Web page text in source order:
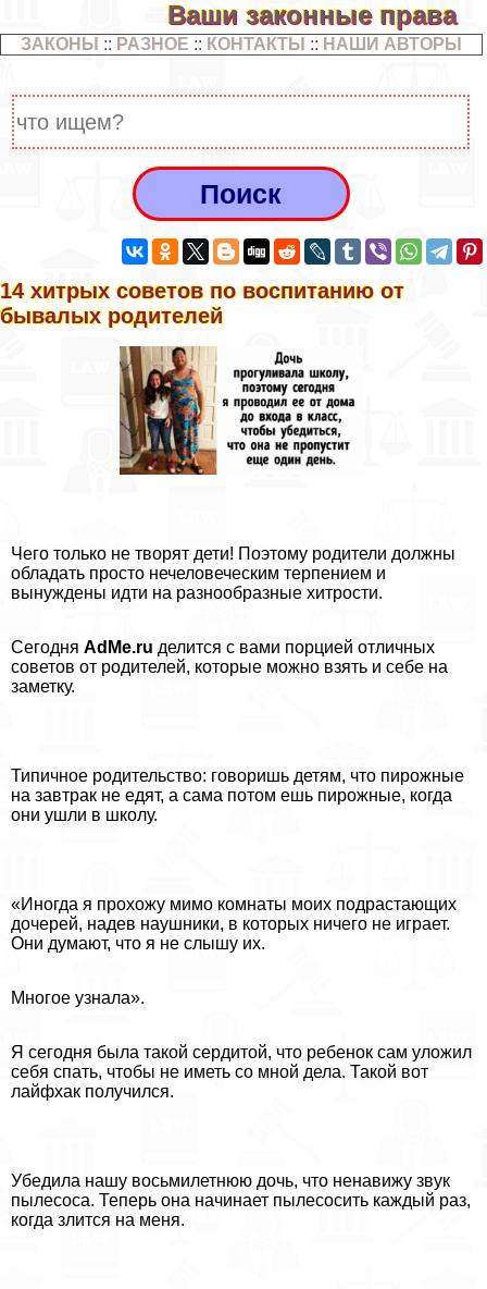
Ваши законные права
ЗАКОНЫ :: РАЗНОЕ :: КОНТАКТЫ :: НАШИ АВТОРЫ
14 хитрых советов по воспитанию от
бывалых родителей
Чего только не творят дети! Поэтому родители должны
обладать просто нечеловеческим терпением и
вынуждены идти на разнообразные хитрости.
Сегодня AdMe.ru делится с вами порцией отличных
советов от родителей, которые можно взять и себе на
заметку.
Типичное родительство: говоришь детям, что пирожные
на завтpaк не едят, а сама потом ешь пирожные, когда
они ушли в школу.
«Иногда я прохожу мимо комнаты моих подрастающих
дочерей, надев наушники, в которых ничего не играет.
Они думают, что я не слышу их.
Многое узнала».
Я сегодня была такой сердитой, что ребенок сам уложил
себя спать, чтобы не иметь со мной дела. Такой вот
лайфхак получился.
Убедила нашу восьмилетнюю дочь, что ненавижу звук
пылесоса. Теперь она начинает пылесосить каждый раз,
когда злится на меня.